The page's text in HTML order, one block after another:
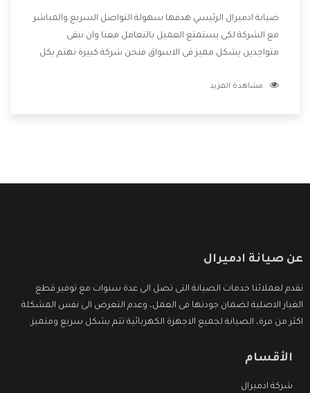
صيانة ادميرال الرئيسي هدفها سهولة التواصل السريع والمباشر
مع الشركة لكى يستمتع العميل بالتعامل معنا وان نبقى
متواجدين بشكل مميز فى الاسواق فنحن شركة كبيرة نهتم بكل
الشركة بها والتى تكون منها خدمة الصيانة التى تكون من أهم
مشاهدة المزيد
عن صيانة ادميرال
نقدم لعملائنا خدمات الصيانة التى تصل الى عدة سنوات مع توفير قطع
الغيار الاصلية لضمان جودتها فى العمل، وعدم التعرض الى نفس المشكلة
اكثر من مرة، الصيانة لجميع الاجهزة الكهربائية تتم بشكل سريع ومتميز.
الأقسام
شركة ادميرال